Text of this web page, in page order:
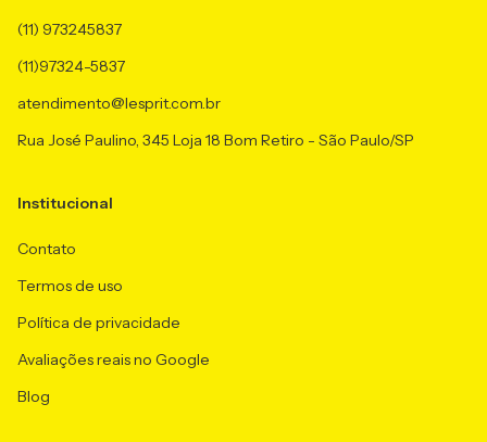
(11) 973245837
(11)97324-5837
atendimento@lesprit.com.br
Rua José Paulino, 345 Loja 18 Bom Retiro - São Paulo/SP
Institucional
Contato
Termos de uso
Política de privacidade
Avaliações reais no Google
Blog